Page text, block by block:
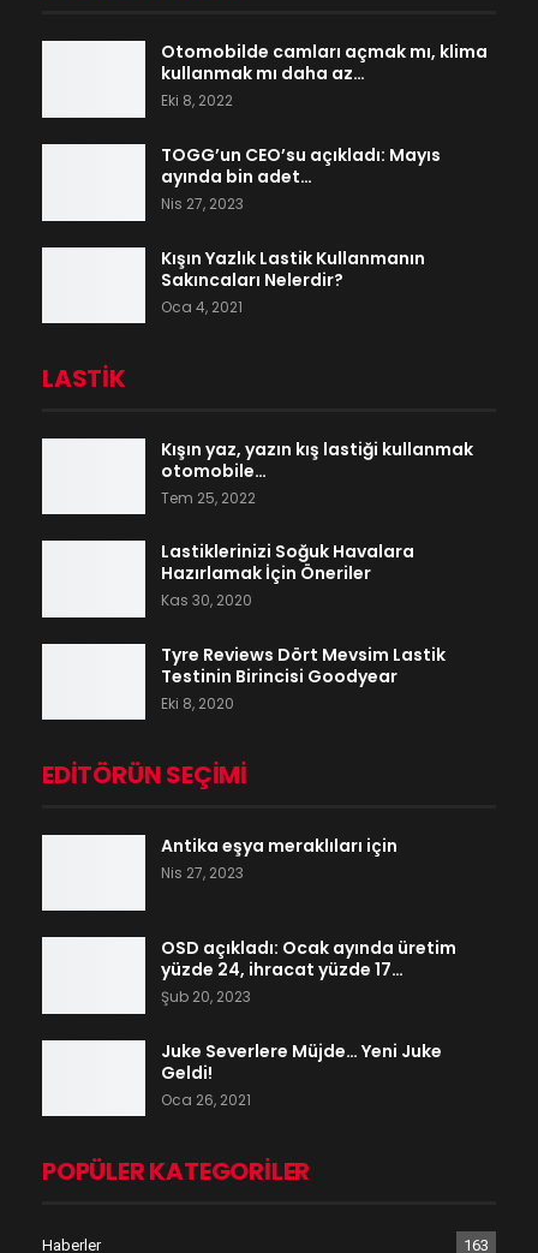
Otomobilde camları açmak mı, klima
kullanmak mı daha az…
Eki 8, 2022
TOGG’un CEO’su açıkladı: Mayıs
ayında bin adet…
Nis 27, 2023
Kışın Yazlık Lastik Kullanmanın
Sakıncaları Nelerdir?
Oca 4, 2021
LASTIK
Kışın yaz, yazın kış lastiği kullanmak
otomobile…
Tem 25, 2022
Lastiklerinizi Soğuk Havalara
Hazırlamak İçin Öneriler
Kas 30, 2020
Tyre Reviews Dört Mevsim Lastik
Testinin Birincisi Goodyear
Eki 8, 2020
EDITÖRÜN SEÇIMI
Antika eşya meraklıları için
Nis 27, 2023
OSD açıkladı: Ocak ayında üretim
yüzde 24, ihracat yüzde 17…
Şub 20, 2023
Juke Severlere Müjde… Yeni Juke
Geldi!
Oca 26, 2021
POPÜLER KATEGORILER
Haberler 163